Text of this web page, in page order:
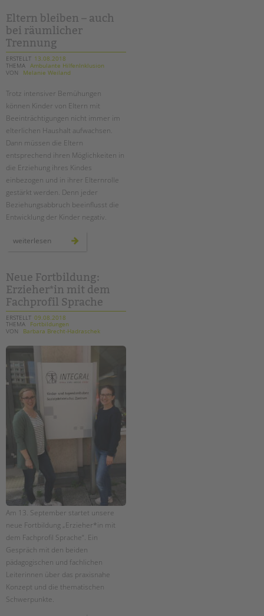
im
system
schule
Eltern bleiben – auch
bei räumlicher
Trennung
ERSTELLT 13.08.2018
THEMA Ambulante HilfenInklusion
VON
Melanie Weiland
Trotz intensiver Bemühungen
können Kinder von Eltern mit
Beeinträchtigungen nicht immer im
elterlichen Haushalt aufwachsen.
Dann müssen die Eltern
entsprechend ihren Möglichkeiten in
die Erziehung ihres Kindes
einbezogen und in ihrer Elternrolle
gestärkt werden. Denn jeder
Beziehungsabbruch beeinflusst die
Entwicklung der Kinder negativ.
weiterlesen
bleiben
räumlicher
trennung
Neue Fortbildung:
Erzieher*in mit dem
Fachprofil Sprache
ERSTELLT 09.08.2018
THEMA
Fortbildungen
VON
Barbara Brecht-Hadraschek
Am 13. September startet unsere
neue Fortbildung „Erzieher*in mit
dem Fachprofil Sprache“. Ein
Gespräch mit den beiden
pädagogischen und fachlichen
Leiterinnen über das praxisnahe
Konzept und die thematischen
Schwerpunkte.